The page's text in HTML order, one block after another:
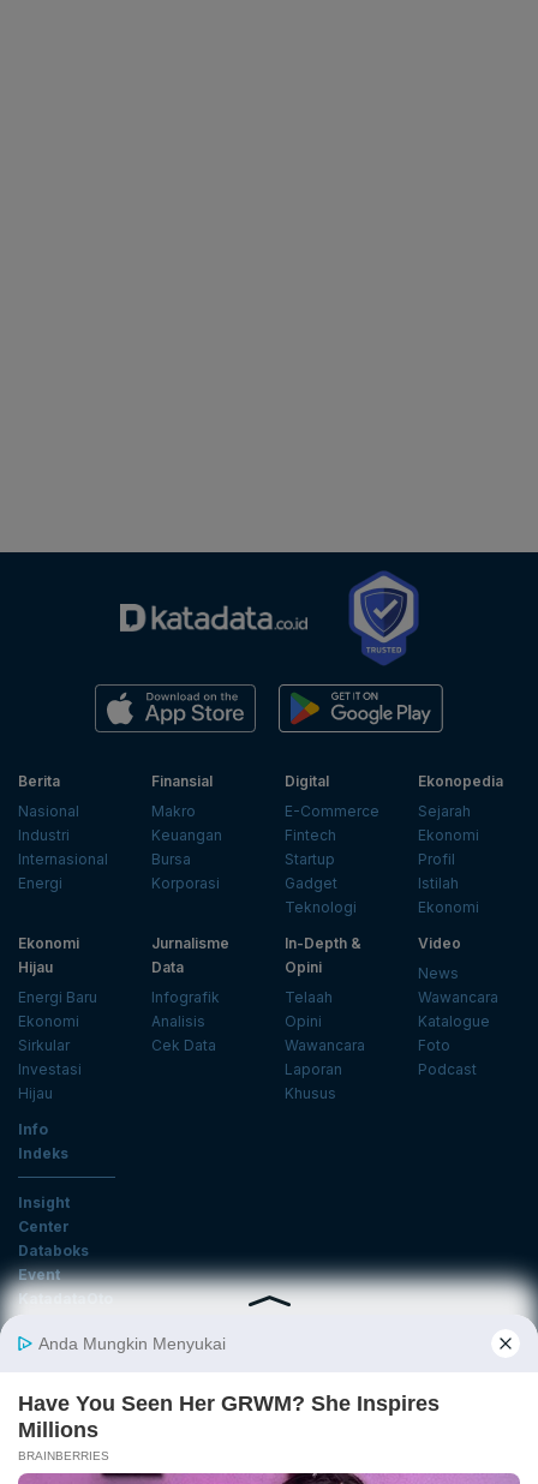
Berita
Nasional
Industri
Internasional
Energi
Finansial
Makro
Keuangan
Bursa
Korporasi
Digital
E-Commerce
Fintech
Startup
Gadget
Teknologi
Ekonopedia
Sejarah
Ekonomi
Profil
Istilah
Ekonomi
Ekonomi
Hijau
Energi Baru
Ekonomi
Sirkular
Investasi
Hijau
Jurnalisme
Data
Infografik
Analisis
Cek Data
In-Depth &
Opini
Telaah
Opini
Wawancara
Laporan
Khusus
Video
News
Wawancara
Katalogue
Foto
Podcast
Info
Indeks
Insight
Center
Databoks
Event
KatadataOto
Email